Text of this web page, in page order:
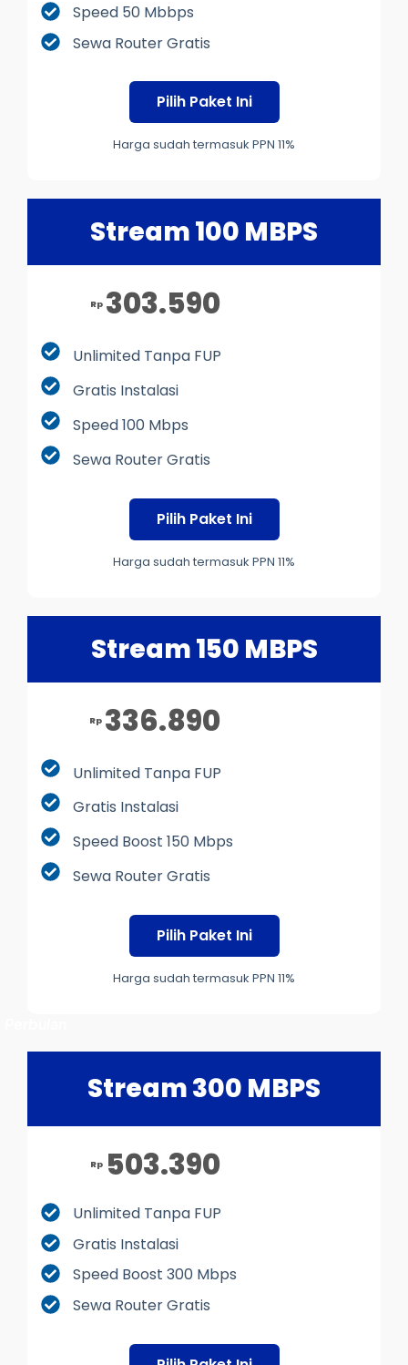
Speed 50 Mbbps
Sewa Router Gratis
Pilih Paket Ini
Harga sudah termasuk PPN 11%
Stream 100 MBPS
Rp 303.590
Unlimited Tanpa FUP
Gratis Instalasi
Speed 100 Mbps
Sewa Router Gratis
Pilih Paket Ini
Harga sudah termasuk PPN 11%
Stream 150 MBPS
Rp 336.890
Unlimited Tanpa FUP
Gratis Instalasi
Speed Boost 150 Mbps
Sewa Router Gratis
Pilih Paket Ini
Harga sudah termasuk PPN 11%
Stream 300 MBPS
Rp 503.390
Unlimited Tanpa FUP
Gratis Instalasi
Speed Boost 300 Mbps
Sewa Router Gratis